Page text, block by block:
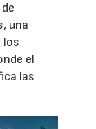
una
los
el
las